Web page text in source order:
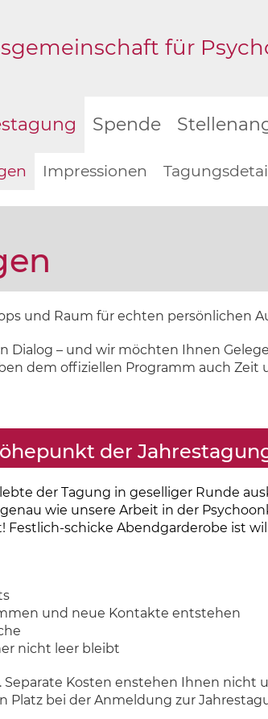
für
Spende
Impressionen
und Raum für echten persönlichen
Dialog – und wir möchten Ihnen
dem offiziellen Programm auch Zeit
der
der Tagung in geselliger Runde
wie unsere Arbeit in der
schicke Abendgarderobe ist
und neue Kontakte entstehen
nicht leer bleibt
Separate Kosten enstehen Ihnen
Platz bei der Anmeldung zur